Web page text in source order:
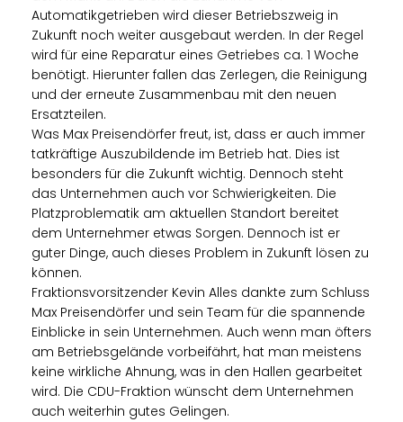
Automatikgetrieben wird dieser Betriebszweig in
Zukunft noch weiter ausgebaut werden. In der Regel
wird für eine Reparatur eines Getriebes ca. 1 Woche
benötigt. Hierunter fallen das Zerlegen, die Reinigung
und der erneute Zusammenbau mit den neuen
Ersatzteilen.
Was Max Preisendörfer freut, ist, dass er auch immer
tatkräftige Auszubildende im Betrieb hat. Dies ist
besonders für die Zukunft wichtig. Dennoch steht
das Unternehmen auch vor Schwierigkeiten. Die
Platzproblematik am aktuellen Standort bereitet
dem Unternehmer etwas Sorgen. Dennoch ist er
guter Dinge, auch dieses Problem in Zukunft lösen zu
können.
Fraktionsvorsitzender Kevin Alles dankte zum Schluss
Max Preisendörfer und sein Team für die spannende
Einblicke in sein Unternehmen. Auch wenn man öfters
am Betriebsgelände vorbeifährt, hat man meistens
keine wirkliche Ahnung, was in den Hallen gearbeitet
wird. Die CDU-Fraktion wünscht dem Unternehmen
auch weiterhin gutes Gelingen.